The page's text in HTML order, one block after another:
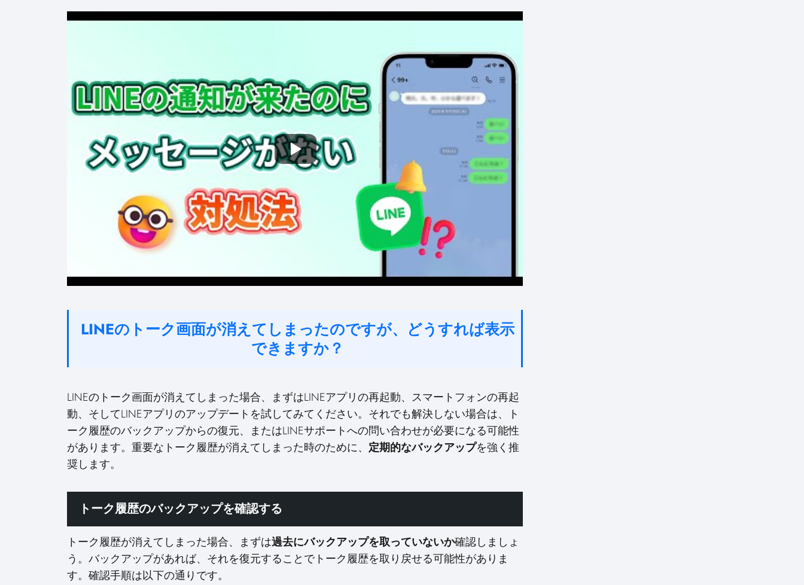
LINEのトーク画面が消えてしまったのですが、どうすれば表示
できますか？
LINEのトーク画面が消えてしまった場合、まずはLINEアプリの再起動、スマートフォンの再起
動、そしてLINEアプリのアップデートを試してみてください。それでも解決しない場合は、ト
ーク履歴のバックアップからの復元、またはLINEサポートへの問い合わせが必要になる可能性
があります。重要なトーク履歴が消えてしまった時のために、 定期的なバックアップを強く推
奨します。
トーク履歴のバックアップを確認する
トーク履歴が消えてしまった場合、まずは過去にバックアップを取っていないか確認しましょ
う。バックアップがあれば、それを復元することでトーク履歴を取り戻せる可能性がありま
す。確認手順は以下の通りです。